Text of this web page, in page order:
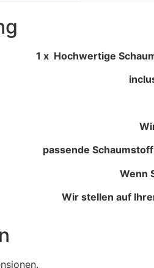
Schaumgummi
passende
Wenn
Wir stellen auf